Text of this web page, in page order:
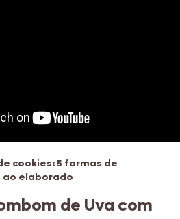
cookies: 5 formas de
ao elaborado
de Uva com